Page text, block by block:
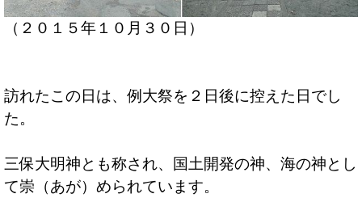
（２０１５年１０月３０日）
訪れたこの日は、例大祭を２日後に控えた日でし
た。
三保大明神とも称され、国土開発の神、海の神とし
て崇（あが）められています。